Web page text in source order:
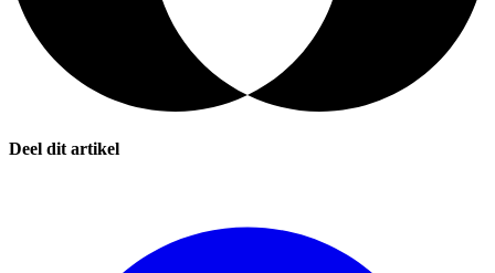
Deel dit artikel